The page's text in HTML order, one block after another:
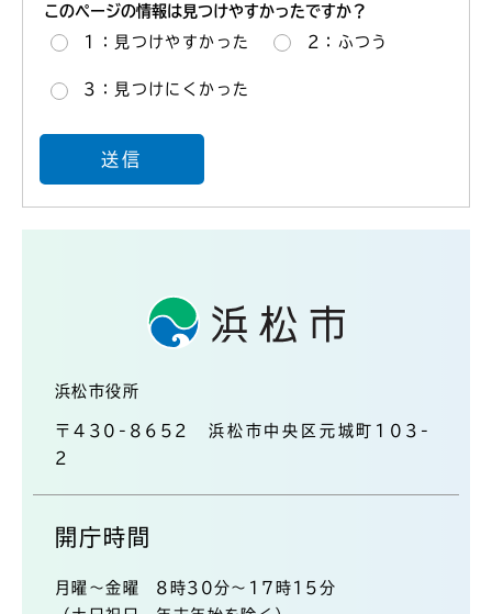
このページの情報は見つけやすかったですか？
1：見つけやすかった 2：ふつう
3：見つけにくかった
浜松市役所
〒430-8652 浜松市中央区元城町103-
2
開庁時間
月曜～金曜 8時30分～17時15分